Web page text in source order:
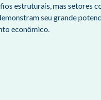
estruturais, mas setores
seu grande
econômico.